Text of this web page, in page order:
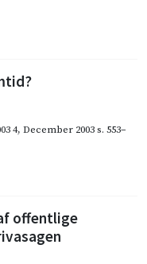
4, December 2003s. 553–
offentlige